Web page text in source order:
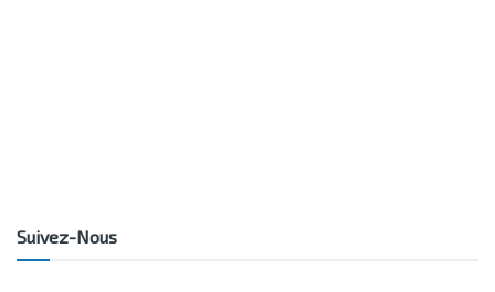
Suivez-Nous